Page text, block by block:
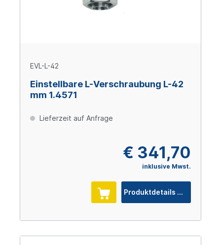
EVL-L-42
Einstellbare L-Verschraubung L-42
mm 1.4571
Lieferzeit auf Anfrage
€ 341,70
inklusive Mwst.
Produktdetails